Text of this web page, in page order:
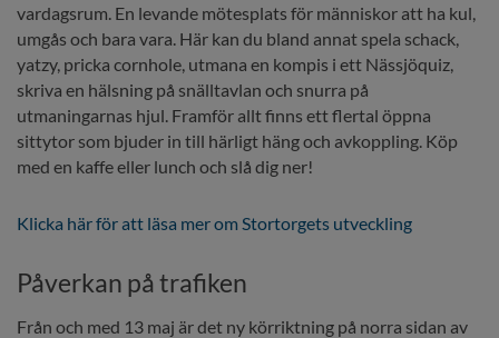
vardagsrum. En levande mötesplats för människor att ha kul,
umgås och bara vara. Här kan du bland annat spela schack,
yatzy, pricka cornhole, utmana en kompis i ett Nässjöquiz,
skriva en hälsning på snälltavlan och snurra på
utmaningarnas hjul. Framför allt finns ett flertal öppna
sittytor som bjuder in till härligt häng och avkoppling. Köp
med en kaffe eller lunch och slå dig ner!
Klicka här för att läsa mer om Stortorgets utveckling
Påverkan på trafiken
Från och med 13 maj är det ny körriktning på norra sidan av